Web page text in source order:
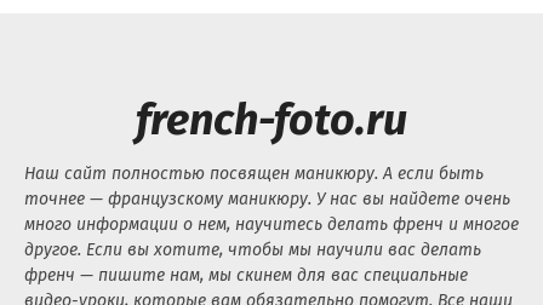
french-foto.ru
Наш сайт полностью посвящен маникюру. А если быть
точнее — французскому маникюру. У нас вы найдете очень
много информации о нем, научитесь делать френч и многое
другое. Если вы хотите, чтобы мы научили вас делать
френч — пишите нам, мы скинем для вас специальные
видео-уроки, которые вам обязательно помогут. Все наши